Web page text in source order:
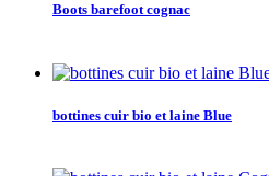
Boots barefoot cognac
bottines cuir bio et laine Blue